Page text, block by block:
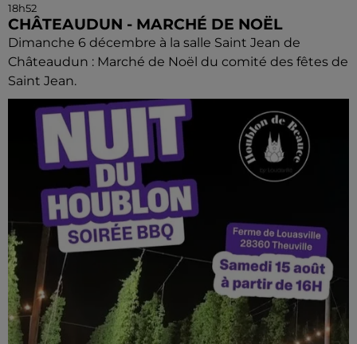
18h52
CHÂTEAUDUN - MARCHÉ DE NOËL
Dimanche 6 décembre à la salle Saint Jean de
Châteaudun : Marché de Noël du comité des fêtes de
Saint Jean.